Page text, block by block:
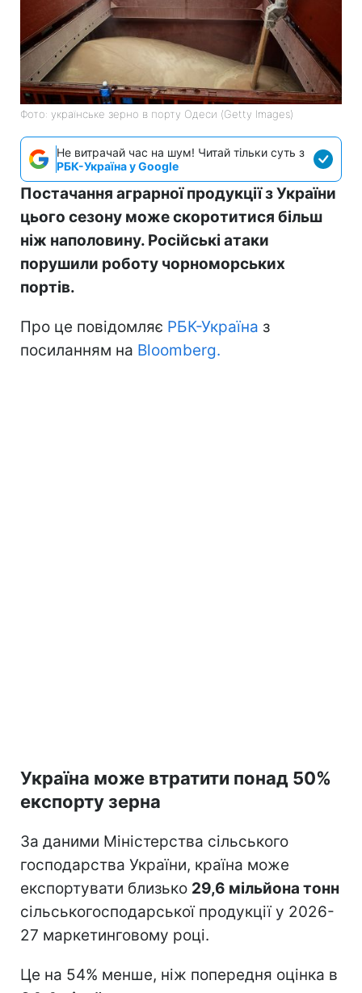
Фото: українське зерно в порту Одеси (Getty Images)
Не витрачай час на шум! Читай тільки суть з
РБК-Україна у Google
Постачання аграрної продукції з України
цього сезону може скоротитися більш
ніж наполовину. Російські атаки
порушили роботу чорноморських
портів.
Про це повідомляє РБК-Україна з
посиланням на Bloomberg.
Україна може втратити понад 50%
експорту зерна
За даними Міністерства сільського
господарства України, країна може
експортувати близько 29,6 мільйона тонн
сільськогосподарської продукції у 2026-
27 маркетинговому році.
Це на 54% менше, ніж попередня оцінка в